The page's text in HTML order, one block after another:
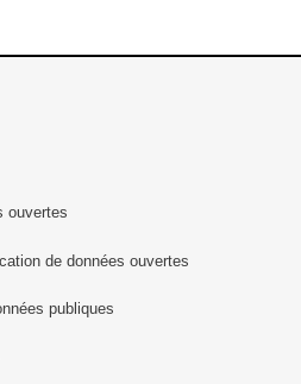
ouvertes
de données ouvertes
publiques